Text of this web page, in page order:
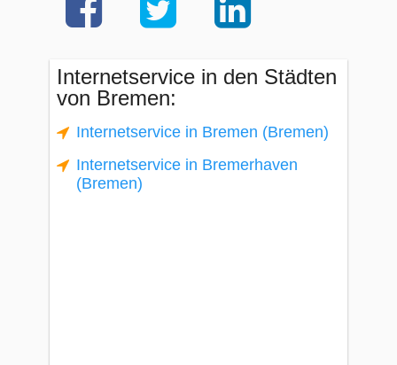
Internetservice in den Städten
von Bremen:
Internetservice in Bremen (Bremen)
Internetservice in Bremerhaven
(Bremen)